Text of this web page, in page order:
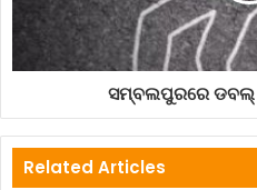
ସମ୍ବଲପୁରରେ ଡବଲ୍
Related Articles